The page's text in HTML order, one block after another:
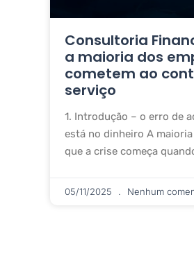
Consultoria
a maioria dos
cometem ao
serviço
1. Introdução – o erro de
está no dinheiro A
que a crise começa
05/11/2025 Nenhum